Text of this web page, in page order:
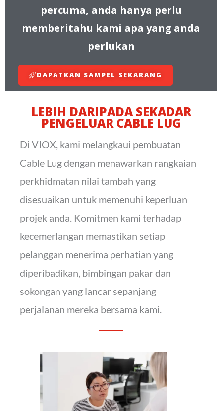
percuma, anda hanya perlu
memberitahu kami apa yang anda
perlukan
DAPATKAN SAMPEL SEKARANG
LEBIH DARIPADA SEKADAR
PENGELUAR CABLE LUG
Di VIOX, kami melangkaui pembuatan
Cable Lug dengan menawarkan rangkaian
perkhidmatan nilai tambah yang
disesuaikan untuk memenuhi keperluan
projek anda. Komitmen kami terhadap
kecemerlangan memastikan setiap
pelanggan menerima perhatian yang
diperibadikan, bimbingan pakar dan
sokongan yang lancar sepanjang
perjalanan mereka bersama kami.